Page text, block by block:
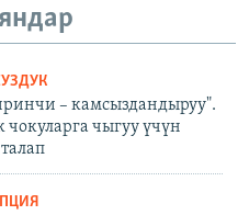
– камсыздандыруу".
чокуларга чыгуу үчүн